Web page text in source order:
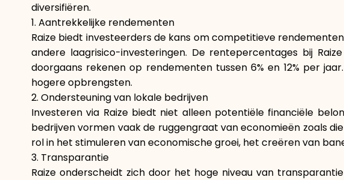
diversifiëren.
1. Aantrekkelijke rendementen
Raize biedt investeerders de kans om competitieve
andere laagrisico-investeringen. De rentepercentages bij
doorgaans rekenen op rendementen tussen 6% en 12% per
hogere opbrengsten.
2. Ondersteuning van lokale bedrijven
Investeren via Raize biedt niet alleen potentiële financiële
bedrijven vormen vaak de ruggengraat van economieën zoals
rol in het stimuleren van economische groei, het creëren van
3. Transparantie
Raize onderscheidt zich door het hoge niveau van